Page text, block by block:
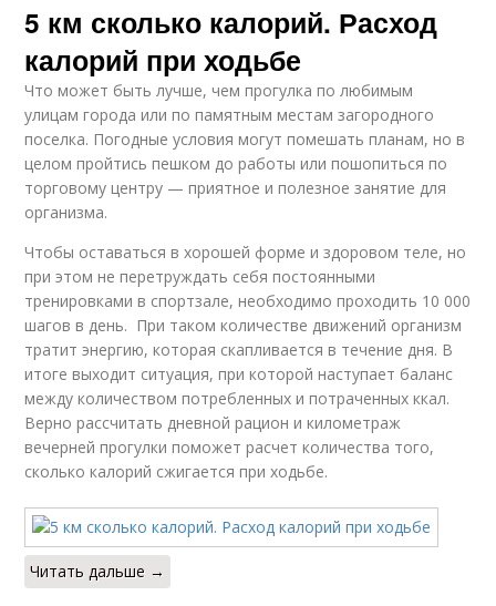
5 км сколько калорий. Расход
калорий при ходьбе
Что может быть лучше, чем прогулка по любимым
улицам города или по памятным местам загородного
поселка. Погодные условия могут помешать планам, но в
целом пройтись пешком до работы или пошопиться по
торговому центру — приятное и полезное занятие для
организма.
Чтобы оставаться в хорошей форме и здоровом теле, но
при этом не перетруждать себя постоянными
тренировками в спортзале, необходимо проходить 10 000
шагов в день. При таком количестве движений организм
тратит энергию, которая скапливается в течение дня. В
итоге выходит ситуация, при которой наступает баланс
между количеством потребленных и потраченных ккал.
Верно рассчитать дневной рацион и километраж
вечерней прогулки поможет расчет количества того,
сколько калорий сжигается при ходьбе.
Читать дальше →